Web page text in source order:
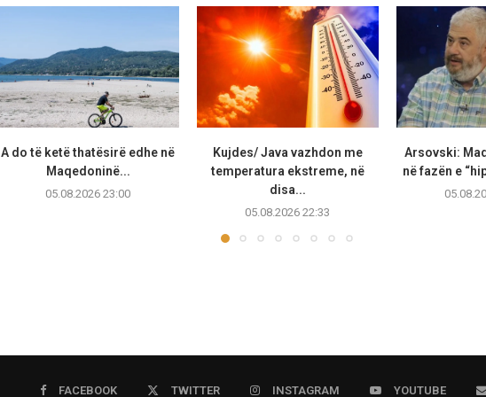
A do të ketë thatësirë edhe në
Maqedoninë...
05.08.2026 23:00
Kujdes/ Java vazhdon me
temperatura ekstreme, në
disa...
05.08.2026 22:33
Arsovski:
në fazën e
FACEBOOK TWITTER INSTAGRAM YOUTUBE